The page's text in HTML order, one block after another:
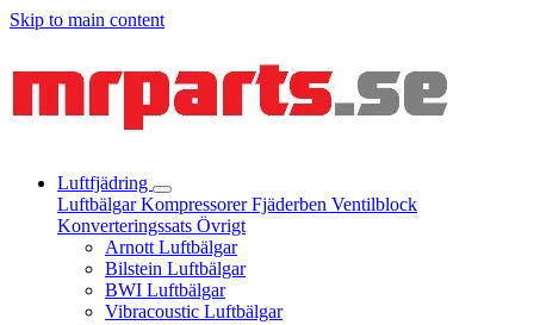
Skip to main content
Luftfjädring
LuftbälgarKompressorerFjäderben Ventilblock
Konverteringssats Övrigt
Arnott Luftbälgar
Bilstein Luftbälgar
BWI Luftbälgar
Vibracoustic Luftbälgar